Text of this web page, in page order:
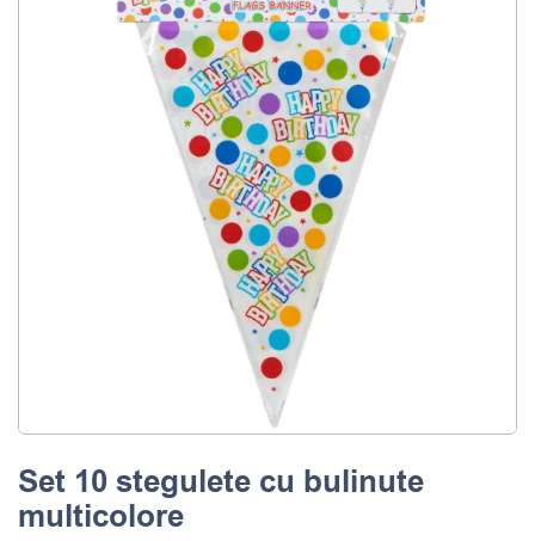
Set 10 stegulete cu bulinute
multicolore